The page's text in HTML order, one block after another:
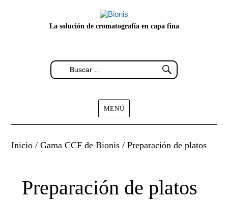
La solución de cromatografía en capa fina
MENÚ
Inicio /Gama CCF de Bionis / Preparación de platos
Preparación de platos